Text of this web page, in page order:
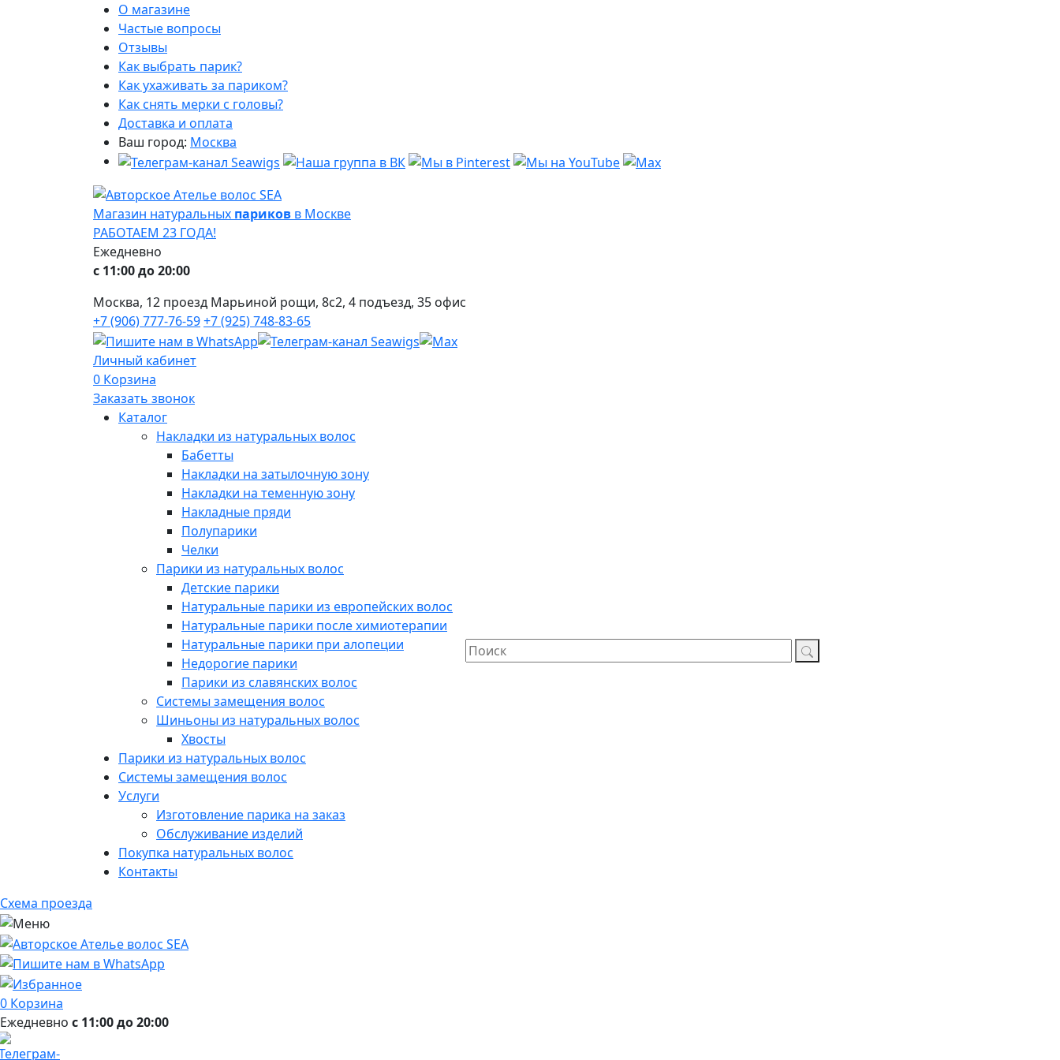
О магазине
Частые вопросы
Отзывы
Как выбрать парик?
Как ухаживать за париком?
Как снять мерки с головы?
Доставка и оплата
Ваш город: Москва
Магазин натуральных париков в Москве
РАБОТАЕМ 23 ГОДА!
Ежедневно
с 11:00 до 20:00
Москва, 12 проезд Марьиной рощи, 8с2, 4 подъезд, 35 офис
+7 (906) 777-76-59+7 (925) 748-83-65
Личный кабинет
0 Корзина
Заказать звонок
Каталог
Накладки из натуральных волос
Бабетты
Накладки на затылочную зону
Накладки на теменную зону
Накладные пряди
Полупарики
Челки
Парики из натуральных волос
Детские парики
Натуральные парики из европейских волос
Натуральные парики после химиотерапии
Натуральные парики при алопеции
Недорогие парики
Парики из славянских волос
Системы замещения волос
Шиньоны из натуральных волос
Хвосты
Парики из натуральных волос
Системы замещения волос
Услуги
Изготовление парика на заказ
Обслуживание изделий
Покупка натуральных волос
Контакты
Схема проезда
0 Корзина
Ежедневно с 11:00 до 20:00